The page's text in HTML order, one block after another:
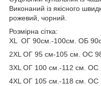
Виконаний із якісного
рожевий, чорний.
Розмірна сітка:
XL ОГ 90см.-100см. ОБ
2XL ОГ 95 см-105 см. ОС
3XL ОГ 100 см.-112 см. ОС
4XL ОГ 105 см.-118 см. ОС